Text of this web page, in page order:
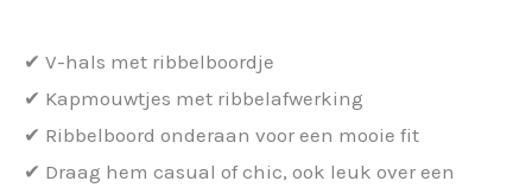
✔ V-hals met ribbelboordje
✔ Kapmouwtjes met ribbelafwerking
✔ Ribbelboord onderaan voor een mooie fit
✔ Draag hem casual of chic, ook leuk over een